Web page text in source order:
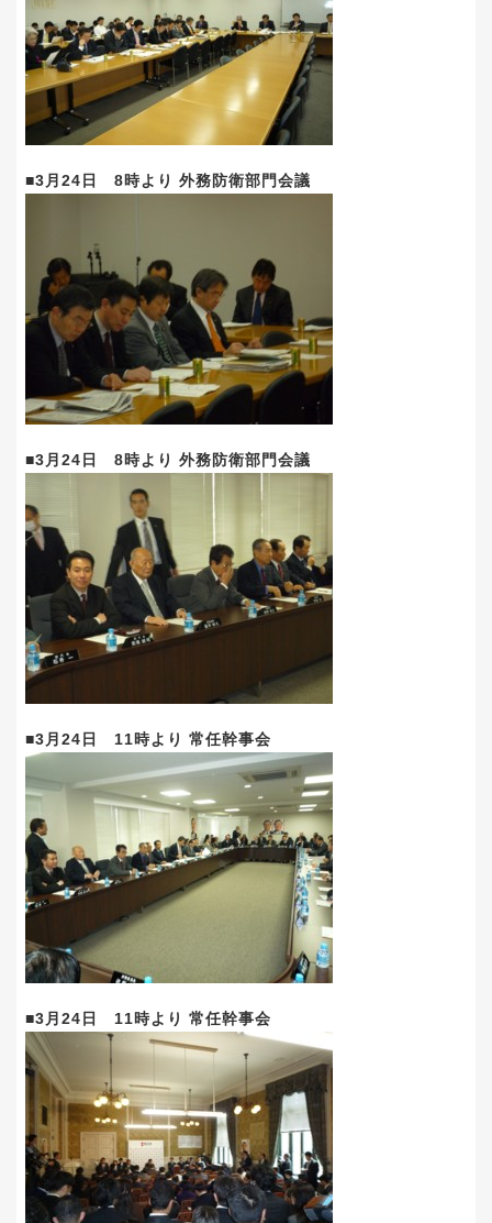
■3月24日 8時より 外務防衛部門会議
■3月24日 8時より 外務防衛部門会議
■3月24日 11時より 常任幹事会
■3月24日 11時より 常任幹事会